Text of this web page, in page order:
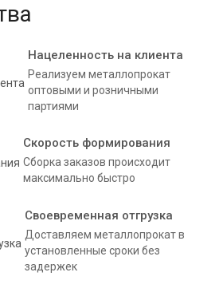
Нацеленность на клиента
Реализуем металлопрокат
оптовыми и розничными
партиями
Скорость формирования
Сборка заказов происходит
максимально быстро
Своевременная отгрузка
Доставляем металлопрокат в
установленные сроки без
задержек